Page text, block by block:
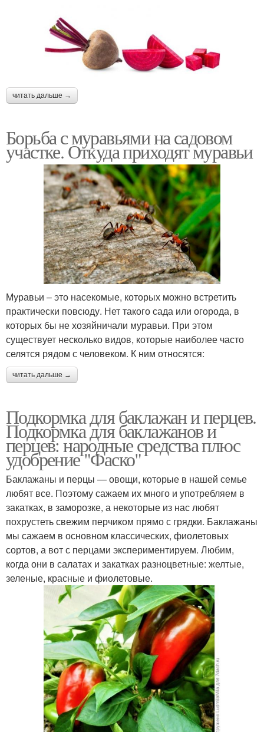
читать дальше →
Борьба с муравьями на садовом
участке. Откуда приходят муравьи
Муравьи – это насекомые, которых можно встретить
практически повсюду. Нет такого сада или огорода, в
которых бы не хозяйничали муравьи. При этом
существует несколько видов, которые наиболее часто
селятся рядом с человеком. К ним относятся:
читать дальше →
Подкормка для баклажан и перцев.
Подкормка для баклажанов и
перцев: народные средства плюс
удобрение "Фаско"
Баклажаны и перцы — овощи, которые в нашей семье
любят все. Поэтому сажаем их много и употребляем в
закатках, в заморозке, а некоторые из нас любят
похрустеть свежим перчиком прямо с грядки. Баклажаны
мы сажаем в основном классических, фиолетовых
сортов, а вот с перцами экспериментируем. Любим,
когда они в салатах и закатках разноцветные: желтые,
зеленые, красные и фиолетовые.